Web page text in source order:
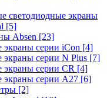
светодиодные экраны
[5]
Absen [23]
экраны серии iCon [4]
экраны серии N Plus [7]
серии CR [4]
экраны серии А27 [6]
[2]